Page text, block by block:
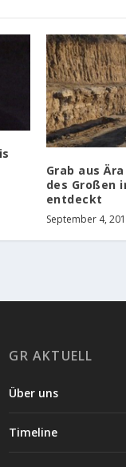
Grab aus
des Großen
entdeckt
September 4,
GR AKTUELL
Über uns
Timeline